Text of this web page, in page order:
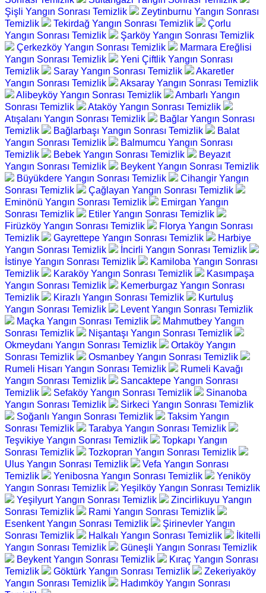
Şişli Yangın Sonrası Temizlik
Zeytinburnu Yangın Sonrası
Temizlik
Tekirdağ Yangın Sonrası Temizlik
Çorlu
Yangın Sonrası Temizlik
Şarköy Yangın Sonrası Temizlik
Çerkezköy Yangın Sonrası Temizlik
Marmara Ereğlisi
Yangın Sonrası Temizlik
Yeni Çiftlik Yangın Sonrası
Temizlik
Saray Yangın Sonrası Temizlik
Akaretler
Yangın Sonrası Temizlik
Aksaray Yangın Sonrası Temizlik
Alibeyköy Yangın Sonrası Temizlik
Ambarlı Yangın
Sonrası Temizlik
Ataköy Yangın Sonrası Temizlik
Atışalanı Yangın Sonrası Temizlik
Bağlar Yangın Sonrası
Temizlik
Bağlarbaşı Yangın Sonrası Temizlik
Balat
Yangın Sonrası Temizlik
Balmumcu Yangın Sonrası
Temizlik
Bebek Yangın Sonrası Temizlik
Beyazıt
Yangın Sonrası Temizlik
Beykent Yangın Sonrası Temizlik
Büyükdere Yangın Sonrası Temizlik
Cihangir Yangın
Sonrası Temizlik
Çağlayan Yangın Sonrası Temizlik
Eminönü Yangın Sonrası Temizlik
Emirgan Yangın
Sonrası Temizlik
Etiler Yangın Sonrası Temizlik
Firüzköy Yangın Sonrası Temizlik
Florya Yangın Sonrası
Temizlik
Gayrettepe Yangın Sonrası Temizlik
Harbiye
Yangın Sonrası Temizlik
İncirli Yangın Sonrası Temizlik
İstinye Yangın Sonrası Temizlik
Kamiloba Yangın Sonrası
Temizlik
Karaköy Yangın Sonrası Temizlik
Kasımpaşa
Yangın Sonrası Temizlik
Kemerburgaz Yangın Sonrası
Temizlik
Kirazlı Yangın Sonrası Temizlik
Kurtuluş
Yangın Sonrası Temizlik
Levent Yangın Sonrası Temizlik
Maçka Yangın Sonrası Temizlik
Mahmutbey Yangın
Sonrası Temizlik
Nişantaşı Yangın Sonrası Temizlik
Okmeydanı Yangın Sonrası Temizlik
Ortaköy Yangın
Sonrası Temizlik
Osmanbey Yangın Sonrası Temizlik
Rumeli Hisarı Yangın Sonrası Temizlik
Rumeli Kavağı
Yangın Sonrası Temizlik
Sancaktepe Yangın Sonrası
Temizlik
Sefaköy Yangın Sonrası Temizlik
Sinanoba
Yangın Sonrası Temizlik
Sirkeci Yangın Sonrası Temizlik
Soğanlı Yangın Sonrası Temizlik
Taksim Yangın
Sonrası Temizlik
Tarabya Yangın Sonrası Temizlik
Teşvikiye Yangın Sonrası Temizlik
Topkapı Yangın
Sonrası Temizlik
Tozkopran Yangın Sonrası Temizlik
Ulus Yangın Sonrası Temizlik
Vefa Yangın Sonrası
Temizlik
Yenibosna Yangın Sonrası Temizlik
Yeniköy
Yangın Sonrası Temizlik
Yeşilköy Yangın Sonrası Temizlik
Yeşilyurt Yangın Sonrası Temizlik
Zincirlikuyu Yangın
Sonrası Temizlik
Rami Yangın Sonrası Temizlik
Esenkent Yangın Sonrası Temizlik
Şirinevler Yangın
Sonrası Temizlik
Halkalı Yangın Sonrası Temizlik
İkitelli
Yangın Sonrası Temizlik
Güneşli Yangın Sonrası Temizlik
Beykent Yangın Sonrası Temizlik
Kıraç Yangın Sonrası
Temizlik
Göktürk Yangın Sonrası Temizlik
Zekeriyaköy
Yangın Sonrası Temizlik
Hadımköy Yangın Sonrası